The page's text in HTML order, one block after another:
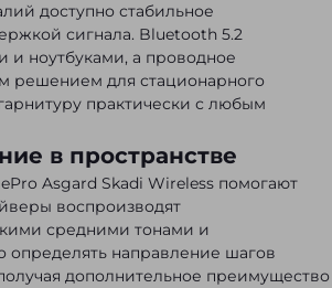
доступно стабильное
сигнала. Bluetooth 5.2
и ноутбуками, а проводное
решением для стационарного
практически с любым
в пространстве
Asgard Skadi Wireless помогают
воспроизводят
средними тонами и
направление шагов
дополнительное преимущество